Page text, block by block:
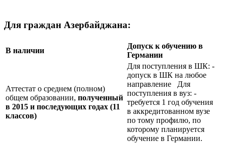
Для граждан Азербайджана:
В наличии
Допуск к обучению в
Германии
Аттестат о среднем (полном)
общем образовании, полученный
в 2015 и последующих годах (11
классов)
Для поступления в ШК: -
допуск в ШК на любое
направление Для
поступления в вуз: -
требуется 1 год обучения
в аккредитованном вузе
по тому профилю, по
которому планируется
обучение в Германии.